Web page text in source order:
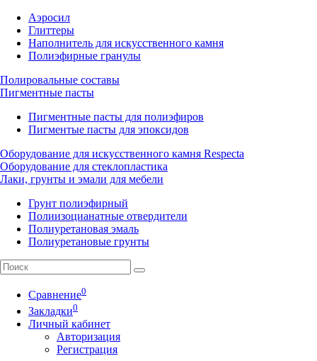
Аэросил
Глиттеры
Наполнитель для искусственного камня
Полиэфирные гранулы
Полировальные составы
Пигментные пасты
Пигментные пасты для полиэфиров
Пигментые пасты для эпоксидов
Оборудование для искусственного камня Respecta
Оборудование для стеклопластика
Лаки, грунты и эмали для мебели
Грунт полиэфирный
Полиизоцианатные отвердители
Полиуретановая эмаль
Полиуретановые грунты
Сравнение0
Закладки0
Личный кабинет
Авторизация
Регистрация